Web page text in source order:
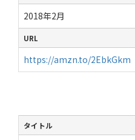
2018年2月
URL
https://amzn.to/2EbkGkm
タイトル